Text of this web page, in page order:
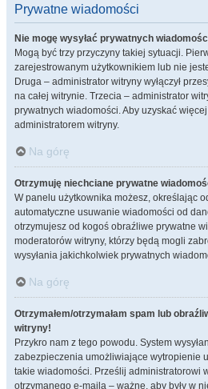
Prywatne wiadomości
Nie mogę wysyłać prywatnych
Mogą być trzy przyczyny takiej sytuacji.
zarejestrowanym użytkownikiem lub nie
Druga – administrator witryny wyłączył
na całej witrynie. Trzecia – administrator
prywatnych wiadomości. Aby uzyskać
administratorem witryny.
Na górę
Otrzymuję niechciane prywatne
W panelu użytkownika możesz, określając
automatyczne usuwanie wiadomości od
otrzymujesz od kogoś obraźliwe prywatne
moderatorów witryny, którzy będą mogli
wysyłania jakichkolwiek prywatnych
Na górę
Otrzymałem/otrzymałam spam lub
witryny!
Przykro nam z tego powodu. System
zabezpieczenia umożliwiające wytropienie
takie wiadomości. Prześlij administratorowi
otrzymanego e-maila – ważne, aby były w